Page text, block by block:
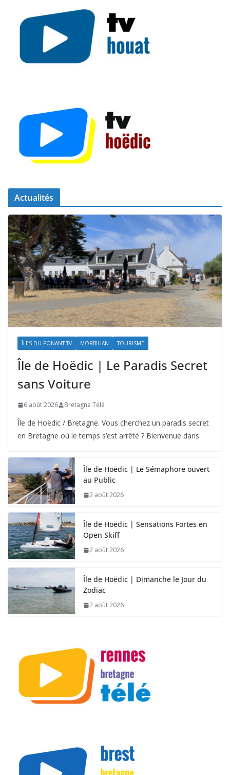
Actualités
ÎLES DU PONANT TV MORBIHAN TOURISME
Île de Hoëdic | Le Paradis Secret
sans Voiture
6 août 2026 Bretagne Télé
Île de Hoëdic / Bretagne. Vous cherchez un paradis secret
en Bretagne où le temps s’est arrêté ? Bienvenue dans
Île de Hoëdic | Le Sémaphore ouvert
au Public
2 août 2026
Île de Hoëdic | Sensations Fortes en
Open Skiff
2 août 2026
Île de Hoëdic | Dimanche le Jour du
Zodiac
2 août 2026